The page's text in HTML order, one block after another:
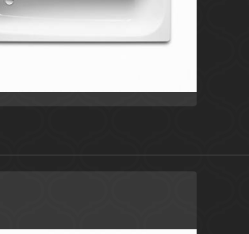
Испания
Roca